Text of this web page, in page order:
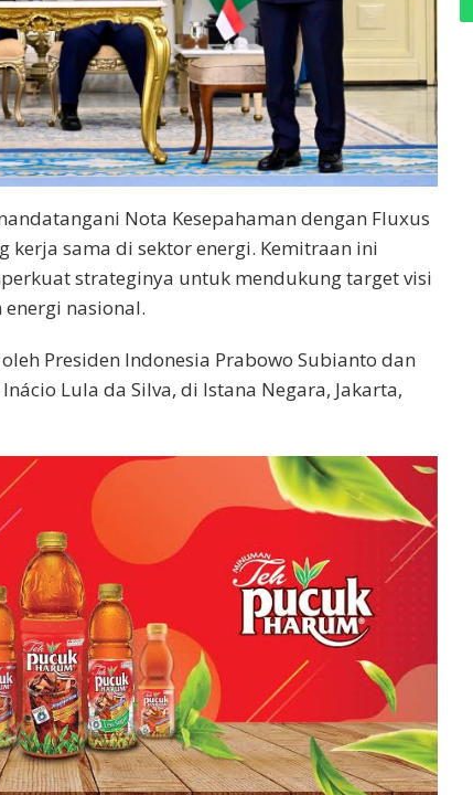
Nota Kesepahaman dengan Fluxus
kerja sama di sektor energi. Kemitraan ini
strateginya untuk mendukung target visi
nasional.
Presiden Indonesia Prabowo Subianto dan
Lula da Silva, di Istana Negara, Jakarta,